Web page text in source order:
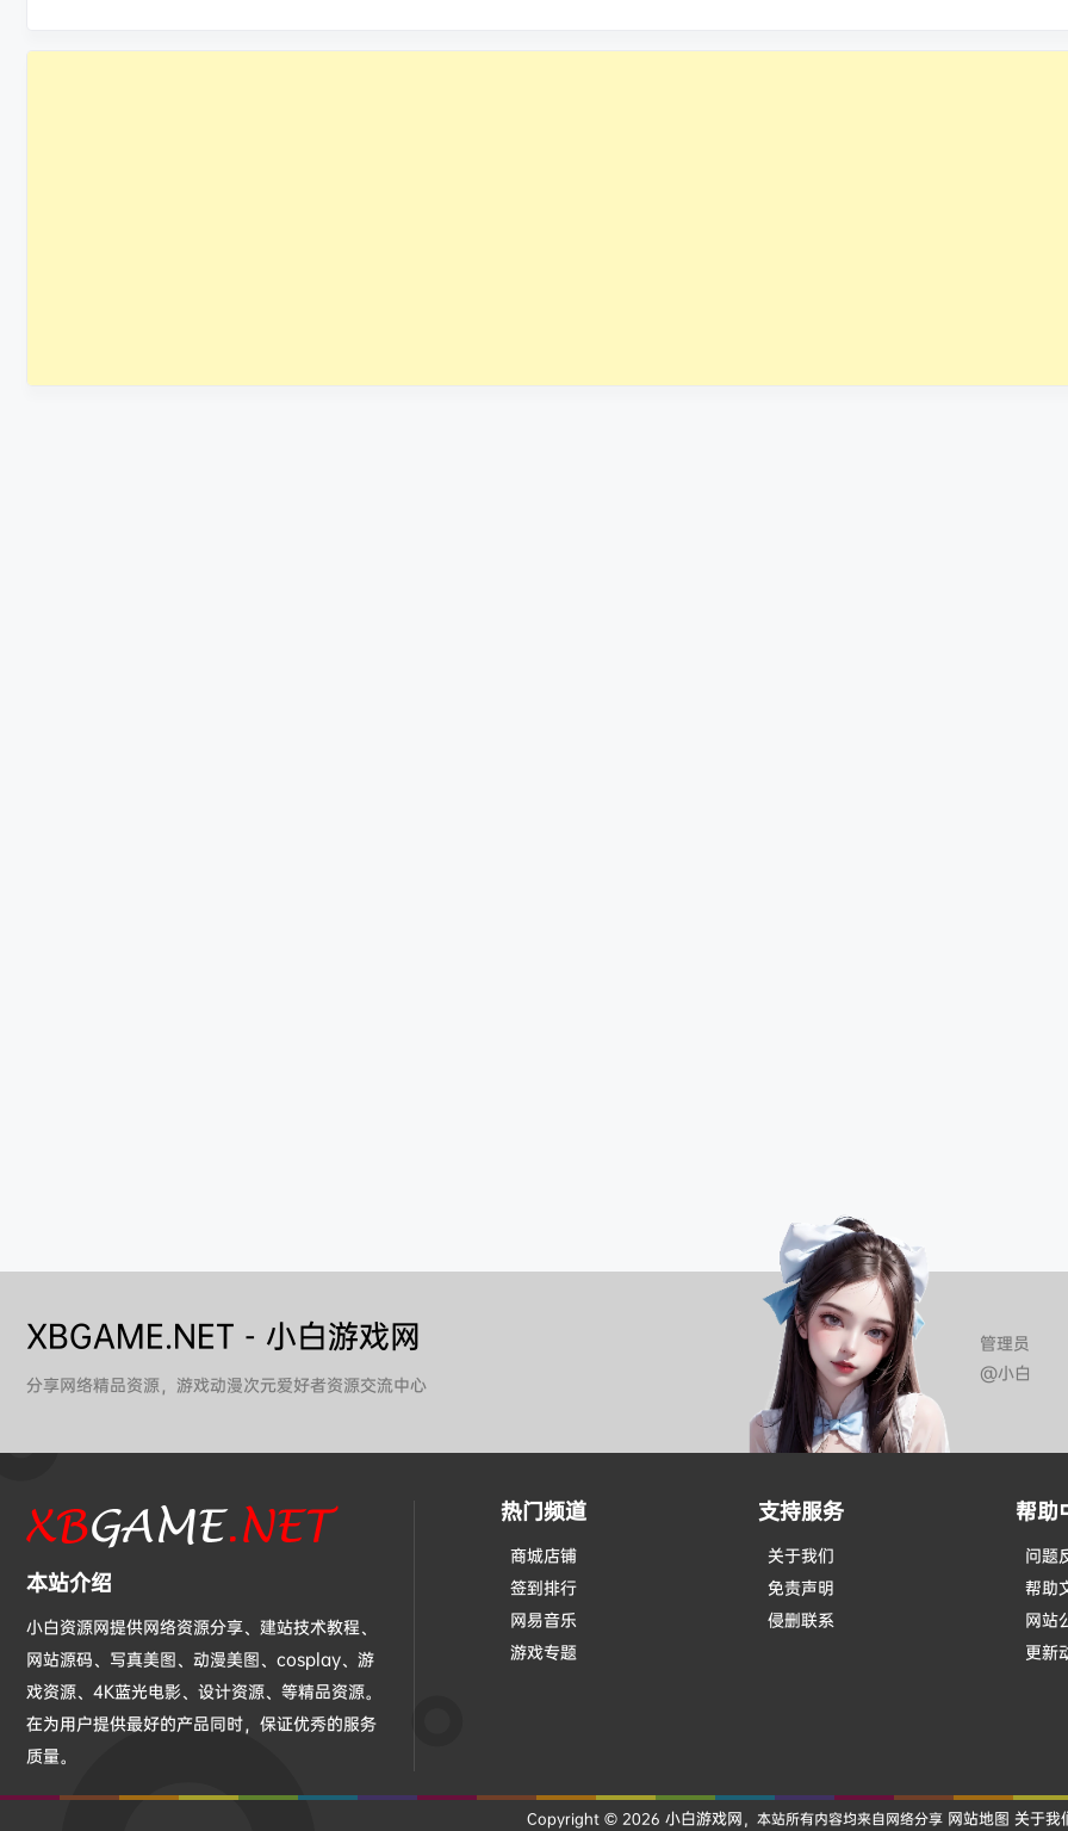
XBGAME.NET - 小白游戏网
分享网络精品资源，游戏动漫次元爱好者资源交流中心
管理员
@小白
本站介绍
小白资源网提供网络资源分享、建站技术教程、
网站源码、写真美图、动漫美图、cosplay、游
戏资源、4K蓝光电影、设计资源、等精品资源。
在为用户提供最好的产品同时，保证优秀的服务
质量。
热门频道
商城店铺
签到排行
网易音乐
游戏专题
支持服务
关于我们
免责声明
侵删联系
帮助
问题
帮助
网站
更新
Copyright © 2026 小白游戏网，本站所有内容均来自网络分享 网站地图 关于我